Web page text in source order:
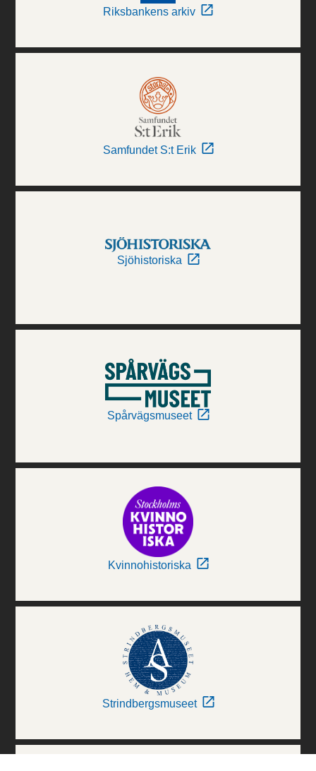
Riksbankens arkiv
Samfundet S:t Erik
Sjöhistoriska
Spårvägsmuseet
Kvinnohistoriska
Strindbergsmuseet